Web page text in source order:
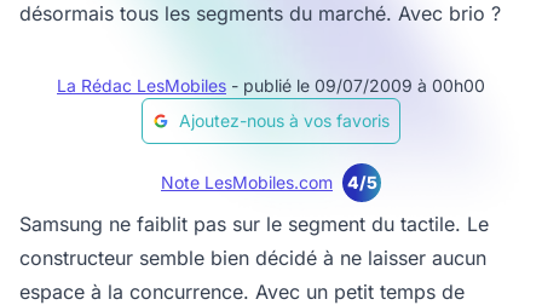
désormais tous les segments du marché. Avec brio ?
La Rédac LesMobiles - publié le 09/07/2009 à 00h00
Ajoutez-nous à vos favoris
Note LesMobiles.com 4/5
Samsung ne faiblit pas sur le segment du tactile. Le
constructeur semble bien décidé à ne laisser aucun
espace à la concurrence. Avec un petit temps de